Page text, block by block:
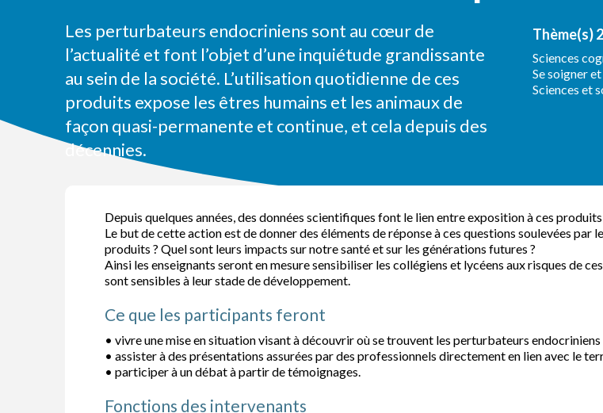
Les perturbateurs endocriniens sont au cœur de
l’actualité et font l’objet d’une inquiétude grandissante
au sein de la société. L’utilisation quotidienne de ces
produits expose les êtres humains et les animaux de
façon quasi-permanente et continue, et cela depuis des
décennies.
Thème(s)
Sciences
Se soigner
Sciences et
Depuis quelques années, des données scientifiques font le lien entre exposition à ces
Le but de cette action est de donner des éléments de réponse à ces questions soulevées
produits ? Quel sont leurs impacts sur notre santé et sur les générations futures ?
Ainsi les enseignants seront en mesure sensibiliser les collégiens et lycéens aux risques de
sont sensibles à leur stade de développement.
Ce que les participants feront
• vivre une mise en situation visant à découvrir où se trouvent les perturbateurs
• assister à des présentations assurées par des professionnels directement en lien avec le
• participer à un débat à partir de témoignages.
Fonctions des intervenants